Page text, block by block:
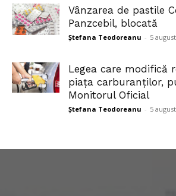
Vânzarea de pastile
Panzcebil, blocată
Ștefana Teodoreanu - 5
Legea care modifică
piața carburanților,
Monitorul Oficial
Ștefana Teodoreanu - 5